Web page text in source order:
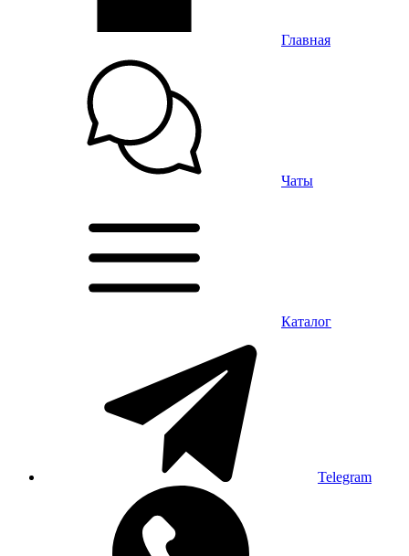
Главная
Чаты
Каталог
Telegram